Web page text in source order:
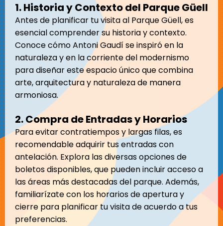
1. Historia y Contexto del Parque Güell
Antes de planificar tu visita al Parque Güell, es
esencial comprender su historia y contexto.
Conoce cómo Antoni Gaudí se inspiró en la
naturaleza y en la corriente del modernismo
para diseñar este espacio único que combina
arte, arquitectura y naturaleza de manera
armoniosa.
2. Compra de Entradas y Horarios
Para evitar contratiempos y largas filas, es
recomendable adquirir tus entradas con
antelación. Explora las diversas opciones de
boletos disponibles, que pueden incluir acceso a
las áreas más destacadas del parque. Además,
familiarízate con los horarios de apertura y
cierre para planificar tu visita de acuerdo a tus
preferencias.